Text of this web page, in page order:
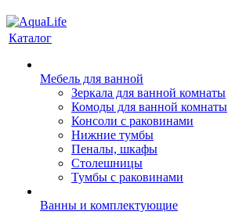
Каталог
Мебель для ванной
Зеркала для ванной комнаты
Комоды для ванной комнаты
Консоли с раковинами
Нижние тумбы
Пеналы, шкафы
Столешницы
Тумбы с раковинами
Ванны и комплектующие